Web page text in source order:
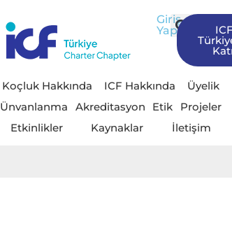
Giriş
Yap
Koçluk Hakkında ICF Hakkında
Üyelik
Ünvanlanma
Akreditasyon Etik
Projeler
Etkinlikler
Kaynaklar İletişim